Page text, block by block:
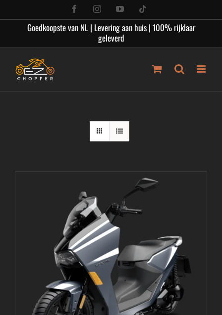
naar
FacebookInstagramYouTube
Goedkoopste van NL | Levering aan huis | 100% rijklaar
geleverd